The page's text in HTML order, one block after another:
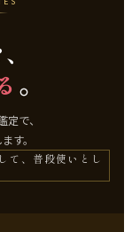
。
で、
す。
て、普段使いとし